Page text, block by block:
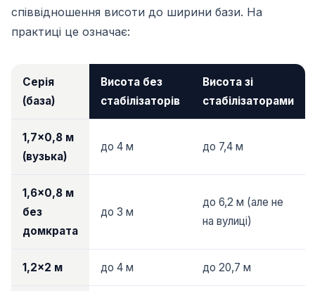
співвідношення висоти до ширини бази. На
практиці це означає:
Серія
(база)
Висота без
стабілізаторів
Висота зі
стабілізаторами
1,7×0,8 м
(вузька)
до 4 м до 7,4 м
1,6×0,8 м
без
домкрата
до 3 м
до 6,2 м (але не
на вулиці)
1,2×2 м до 4 м до 20,7 м